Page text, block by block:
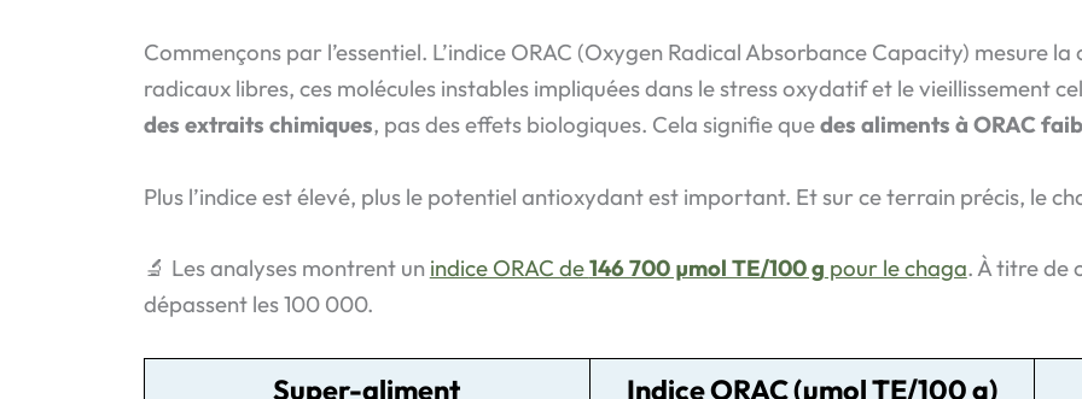
Commençons par l’essentiel. L’indice ORAC (Oxygen Radical Absorbance Capacity) mesure
radicaux libres, ces molécules instables impliquées dans le stress oxydatif et le vieillissement
des extraits chimiques, pas des effets biologiques. Cela signifie quedes aliments à ORAC
Plus l’indice est élevé, plus le potentiel antioxydant est important. Et sur ce terrain précis, le
🔬 Les analyses montrent un indice ORAC de146 700 µmol TE/100 g pour le chaga. À titre de
dépassent les 100 000.
Super-aliment Indice ORAC (µmol TE/100 g)